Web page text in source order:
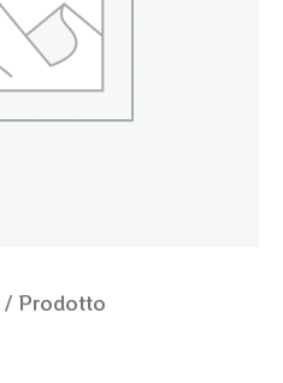
/ Prodotto